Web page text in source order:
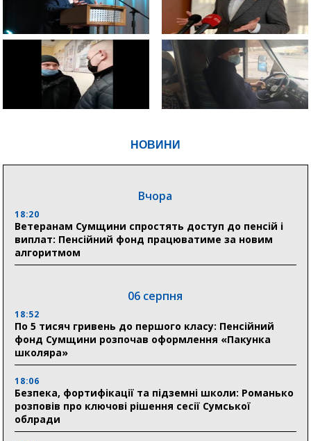
НОВИНИ
Вчора
18:20
Ветеранам Сумщини спростять доступ до пенсій і
виплат: Пенсійний фонд працюватиме за новим
алгоритмом
06 серпня
18:52
По 5 тисяч гривень до першого класу: Пенсійний
фонд Сумщини розпочав оформлення «Пакунка
школяра»
18:06
Безпека, фортифікації та підземні школи: Романько
розповів про ключові рішення сесії Сумської
облради